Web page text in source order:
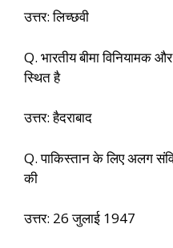
उत्तर: लिच्‍छवी
Q. भारतीय बीमा विनियामक
स्थित है
उत्तर: हैदराबाद
Q. पाकिस्तान के लिए अलग
की
उत्तर: 26 जुलाई 1947